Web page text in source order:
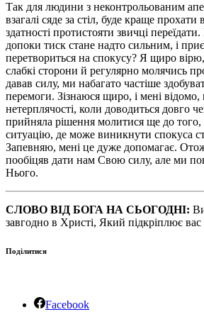
Так для людини з неконтрольованим
взагалі сяде за стіл, буде краще
здатності протистояти звичці
допоки тиск стане надто сильним, і
перетвориться на спокусу? Я щиро
слабкі сторони й регулярно молячись
давав силу, ми набагато частіше
перемоги. Зізнаюся щиро, і мені
нетерплячості, коли доводиться довго
прийняла рішення молитися ще до
ситуацію, де може виникнути спокуса
Запевняю, мені це дуже допомагає.
пообіцяв дати нам Свою силу, але ми
Нього.
СЛОВО ВІД БОГА НА СЬОГОДНІ:
завгодно в Христі, Який підкріплює вас
Поділитися
Facebook